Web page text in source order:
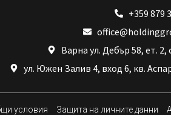
+359 879
Варна ул. Дебър 58, ет. 2,
ул. Южен Залив 4, вход 6, кв.
условия Защита на личните данни